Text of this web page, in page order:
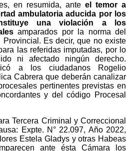
en resumida, ante el temor a
ambulatoria aducida por los
una violación a los
amparados por la norma del
Es decir, que no existe
las referidas imputadas, por lo
ni afectado ningún derecho.
a los ciudadanos Rogelio
Cabrera que deberán canalizar
pertinentes previstas en
y del código Procesal
Tercera Criminal y Correccional
Expte. N° 22.097, Año 2022,
Estela Gladys y otras Habeas
ante ésta Cámara los